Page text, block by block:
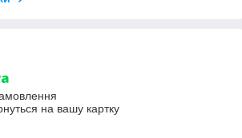
на вашу картку